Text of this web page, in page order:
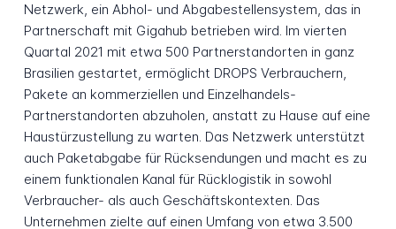
Netzwerk, ein Abhol- und Abgabestellensystem, das in
Partnerschaft mit Gigahub betrieben wird. Im vierten
Quartal 2021 mit etwa 500 Partnerstandorten in ganz
Brasilien gestartet, ermöglicht DROPS Verbrauchern,
Pakete an kommerziellen und Einzelhandels-
Partnerstandorten abzuholen, anstatt zu Hause auf eine
Haustürzustellung zu warten. Das Netzwerk unterstützt
auch Paketabgabe für Rücksendungen und macht es zu
einem funktionalen Kanal für Rücklogistik in sowohl
Verbraucher- als auch Geschäftskontexten. Das
Unternehmen zielte auf einen Umfang von etwa 3.500